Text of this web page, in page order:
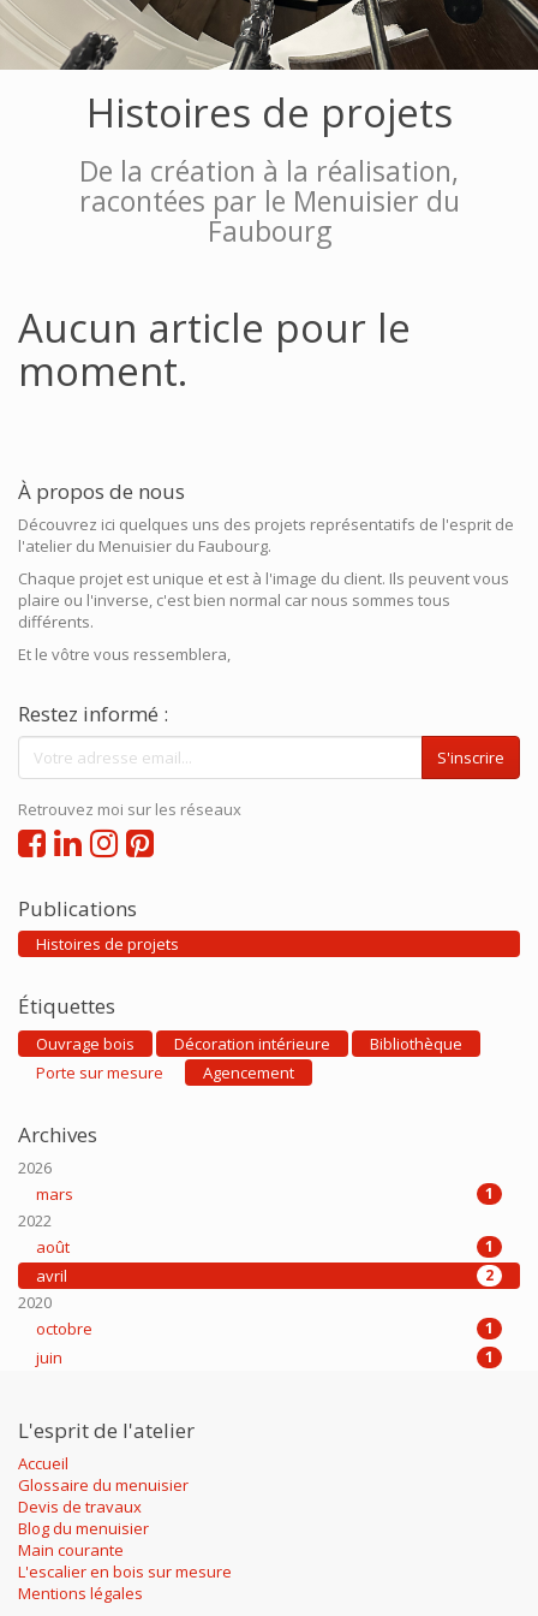
Histoires de projets
De la création à la réalisation,
racontées par le Menuisier du
Faubourg
Aucun article pour le
moment.
À propos de nous
Découvrez ici quelques uns des projets représentatifs de l'esprit de
l'atelier du Menuisier du Faubourg.
Chaque projet est unique et est à l'image du client. Ils peuvent vous
plaire ou l'inverse, c'est bien normal car nous sommes tous
différents.
Et le vôtre vous ressemblera,
Restez informé :
S'inscrire
Retrouvez moi sur les réseaux
Publications
Histoires de projets
Étiquettes
Ouvrage bois Décoration intérieure
Bibliothèque
Porte sur mesure
Agencement
Archives
2026
mars
1
2022
août
1
avril 2
2020
octobre
1
juin 1
L'esprit de l'atelier
Accueil
Glossaire du menuisier
Devis de travaux
Blog du menuisier
Main courante
L'escalier en bois sur mesure
Mentions légales